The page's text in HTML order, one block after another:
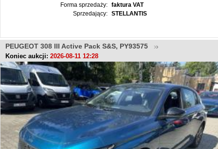
Forma sprzedaży:
faktura VAT
Sprzedający:
STELLANTIS
PEUGEOT 308 III Active Pack S&S, PY93575
Koniec aukcji: 2026-08-11 12:28